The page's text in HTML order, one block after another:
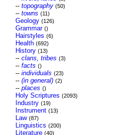
-- topography (50)
-- towns (11)
Geology (126)
Grammar ()
Hairstyles (6)
Health (692)
History (13)
-- clans, tribes (3)
-- facts ()
-- individuals (23)
-- (in general) (2)
-- places ()
Holy Scriptures (2093)
Industry (19)
Instrument (13)
Law (87)
Linguistics (200)
Literature (40)